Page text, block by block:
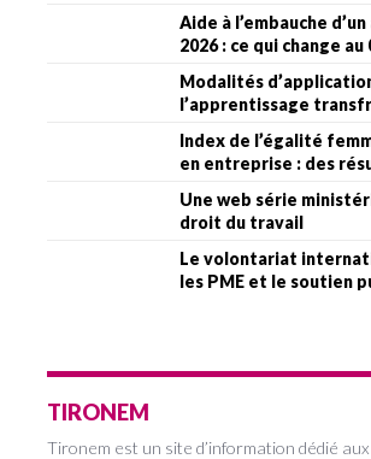
Aide à l’embauche
2026 : ce qui change
Modalités
l’apprentissage
Index de l’égalité
en entreprise : des
Une web série
droit du travail
Le volontariat
les PME et le soutien
TIRONEM
Tironem est un site d’information dédié